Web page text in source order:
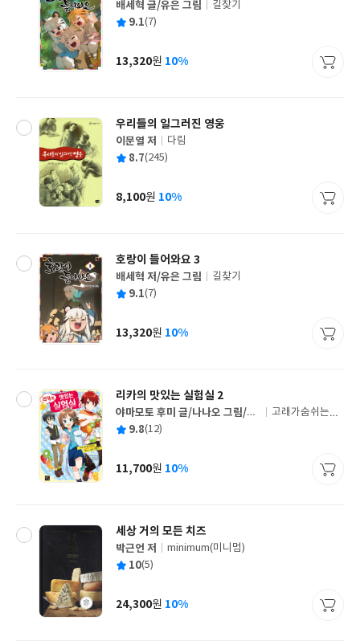
글
쓴
배세혁 글/유은 그림
출
사
길찾기
평 9.1(7)
가
13,320원 10%
우리들의 일그러진 영웅
글
쓴
이문열 저
출
사
다림
평 8.7(245)
가
8,100원 10%
호랑이 들어와요 3
글
쓴
배세혁 저/유은 그림
출
사
길찾기
평 9.1(7)
가
13,320원 10%
리카의 맛있는 실험실 2
글
쓴
야마모토 후미 글/나나오 그림/이
소담 역
출
사
고래가숨쉬는도
평 9.8(12)
가
11,700원 10%
세상 거의 모든 치즈
글
쓴
박근언 저
출
사
minimum(미니멈)
평 10(5)
가
24,300원 10%